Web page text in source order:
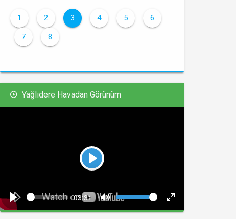
1 2 3 4 5 6
7 8
Yağlıdere Havadan Görünüm
Play
Play
Seek Current
time
03:31
Mute
Volume
Fullscreen